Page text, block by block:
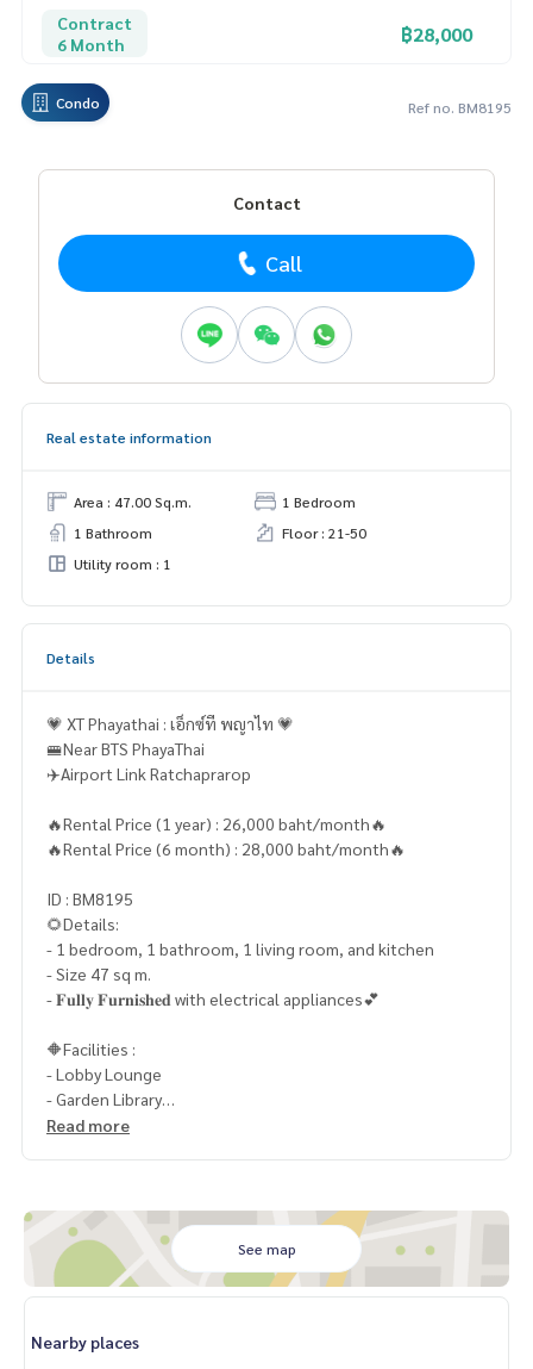
Contract
6 Month
฿28,000
Condo Ref no. BM8195
Contact
Call
Real estate information
Area : 47.00 Sq.m.
1 Bedroom
1 Bathroom
Floor : 21-50
Utility room : 1
Details
💗 XT Phayathai : เอ็กซ์ที พญาไท 💗
🚝Near BTS PhayaThai
✈️Airport Link Ratchaprarop
🔥Rental Price (1 year) : 26,000 baht/month🔥
🔥Rental Price (6 month) : 28,000 baht/month🔥
ID : BM8195
🌻Details:
- 1 bedroom, 1 bathroom, 1 living room, and kitchen
- Size 47 sq m.
- 𝐅𝐮𝐥𝐥𝐲 𝐅𝐮𝐫𝐧𝐢𝐬𝐡𝐞𝐝 with electrical appliances💕
🔶Facilities :
- Lobby Lounge
- Garden Library
- Meeting Room
- Security 24 hr.
📍สถานที่ใกล้เคียง :
- King Power 350 เมตร
- ตลาดศรีวนิช 1.8 กม.
Read more
See map
Nearby places